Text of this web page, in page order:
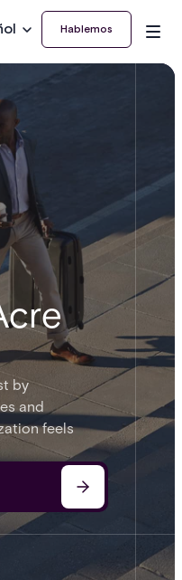
Hablemos
by
and
feels